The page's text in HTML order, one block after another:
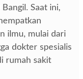
Saat ini,
ilmu, mulai dari
dokter spesialis
rumah sakit